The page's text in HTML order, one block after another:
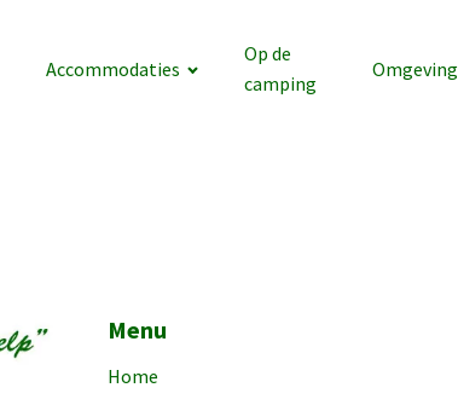
Accommodaties
Op de
camping
Omgeving
Menu
Home